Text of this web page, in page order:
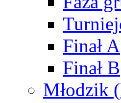
Finał A
Finał B
Młodzik